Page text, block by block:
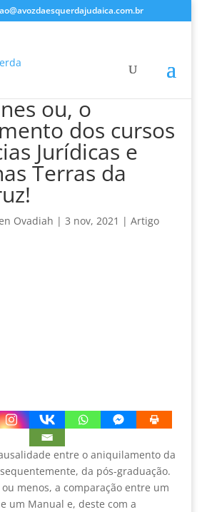
ou, o
dos cursos
Jurídicas e
Terras da
Ovadiah | 3 nov, 2021 | Artigo
entre o aniquilamento da
da pós-graduação.
menos, a comparação entre um
um Manual e, deste com a